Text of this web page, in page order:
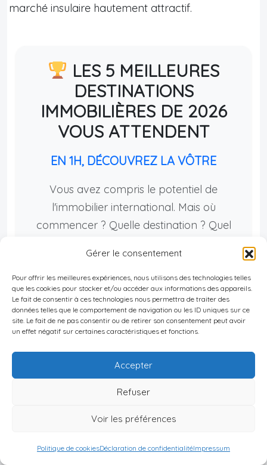
Gérer le consentement
Pour offrir les meilleures expériences, nous utilisons des technologies telles
que les cookies pour stocker et/ou accéder aux informations des appareils.
Le fait de consentir à ces technologies nous permettra de traiter des
données telles que le comportement de navigation ou les ID uniques sur ce
site. Le fait de ne pas consentir ou de retirer son consentement peut avoir
un effet négatif sur certaines caractéristiques et fonctions.
Accepter
Refuser
Voir les préférences
Politique de cookiesDéclaration de confidentialitéImpressum
marché insulaire hautement attractif.
LES 5 MEILLEURES
DESTINATIONS
IMMOBILIÈRES DE 2026
VOUS ATTENDENT
EN 1H, DÉCOUVREZ LA VÔTRE
Vous avez compris le potentiel de
l'immobilier international. Mais où
commencer ? Quelle destination ? Quel
fiscalité ?
Lors de notre consultation gratuite de 1
heure, vous aurez :
Analyse de votre profil — Capital,
Rendement, sécurité, données